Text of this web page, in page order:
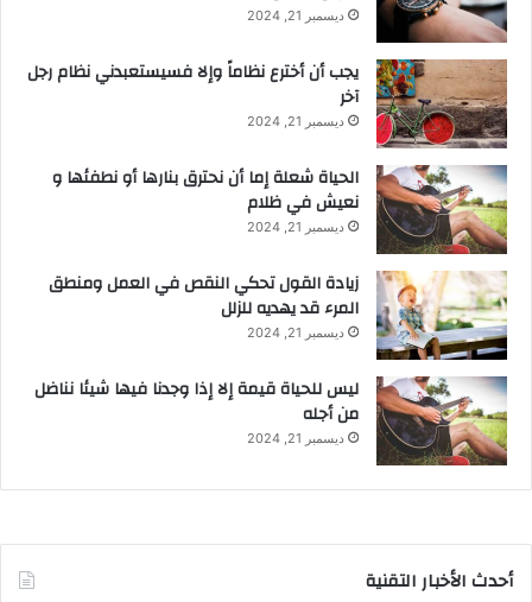
ديسمبر 21, 2024
يجب أن أخترع نظاماً وإلا فسيستعبدني نظام رجل
آخر
ديسمبر 21, 2024
الحياة شعلة إما أن نحترق بنارها أو نطفئها و
نعيش في ظلام
ديسمبر 21, 2024
زيادة القول تحكي النقص في العمل ومنطق
المرء قد يهديه للزلل
ديسمبر 21, 2024
ليس للحياة قيمة إلا إذا وجدنا فيها شيئا نناضل
من أجله
ديسمبر 21, 2024
أحدث الأخبار التقنية